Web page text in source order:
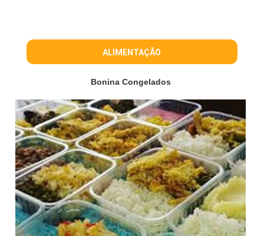
ALIMENTAÇÃO
Bonina Congelados